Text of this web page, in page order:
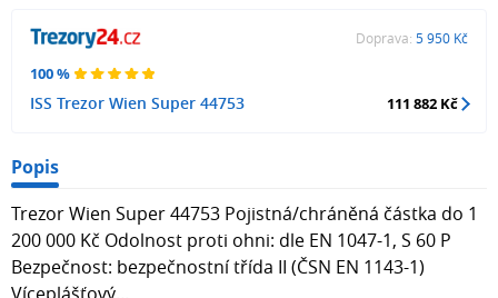
100 %
ISS Trezor Wien Super 44753
Doprava: 5 950 Kč
111 882 Kč
Popis
Trezor Wien Super 44753 Pojistná/chráněná částka do 1
200 000 Kč Odolnost proti ohni: dle EN 1047-1, S 60 P
Bezpečnost: bezpečnostní třída II (ČSN EN 1143-1)